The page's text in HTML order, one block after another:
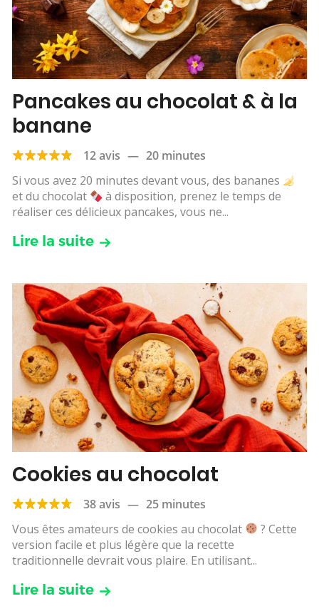
Pancakes au chocolat & à la
banane
12 avis — 20 minutes
Si vous avez 20 minutes devant vous, des bananes
et du chocolat
à disposition, prenez le temps de
réaliser ces délicieux pancakes, vous ne...
Lire la suite
Cookies au chocolat
38 avis — 25 minutes
Vous êtes amateurs de cookies au chocolat
? Cette
version facile et plus légère que la recette
traditionnelle devrait vous plaire. En utilisant...
Lire la suite